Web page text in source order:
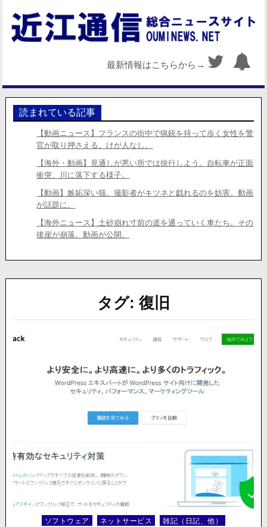
最新情報はこちらから→
読まれている記事
【動画ニュース】フランスの街中で猟銃を持って歩く女性を警
官が取り押さえる。けが人なし。
【海外・動画】見通しが悪い所では徐行しよう。自転車が正面
衝突、川に落下する様子。
【動画】嫉妬深い猫。撮影者がキツネと戯れるのを妨害。動画
が話題に。
【海外ニュース】土砂崩れ寸前の道を通っていく車たち。その
後崖が崩落。動画が公開。
タグ: 復旧
Posted
ソフトウェア ネットサービス 雑記（日記、他）